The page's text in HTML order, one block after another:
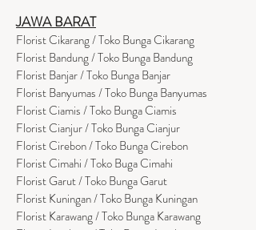
JAWA BARAT
Florist Cikarang/ Toko Bunga Cikarang
Florist Bandung / Toko Bunga Bandung
Florist Banjar / Toko Bunga Banjar
Florist Banyumas / Toko Bunga Banyumas
Florist Ciamis / Toko Bunga Ciamis
Florist Cianjur / Toko Bunga Cianjur
Florist Cirebon / Toko Bunga Cirebon
Florist Cimahi / Toko Buga Cimahi
Florist Garut / Toko Bunga Garut
Florist Kuningan / Toko Bunga Kuningan
Florist Karawang / Toko Bunga Karawang